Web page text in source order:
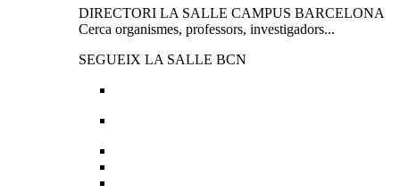
DIRECTORI LA SALLE CAMPUS BARCELONA
Cerca organismes, professors, investigadors...
SEGUEIX LA SALLE BCN